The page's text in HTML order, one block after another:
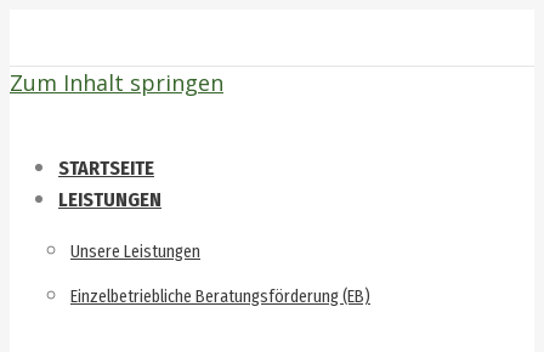
Zum Inhalt springen
STARTSEITE
LEISTUNGEN
Unsere Leistungen
Einzelbetriebliche Beratungsförderung (EB)